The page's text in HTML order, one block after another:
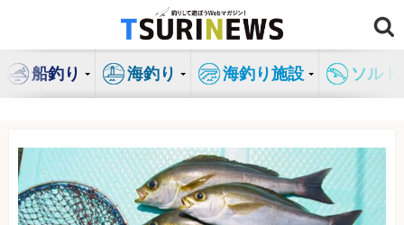
ン
船釣り 海釣り 海釣り施設 ソル